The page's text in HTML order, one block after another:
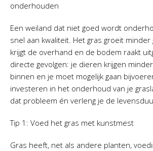
onderhouden
Een weiland dat niet goed wordt
snel aan kwaliteit. Het gras groeit minder
krijgt de overhand en de bodem raakt
directe gevolgen: je dieren krijgen
binnen en je moet mogelijk gaan
investeren in het onderhoud van je
dat probleem én verleng je de
Tip 1: Voed het gras met kunstmest
Gras heeft, net als andere planten,